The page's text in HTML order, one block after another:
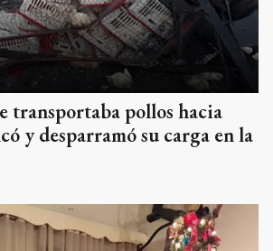
transportaba pollos hacia
y desparramó su carga en la